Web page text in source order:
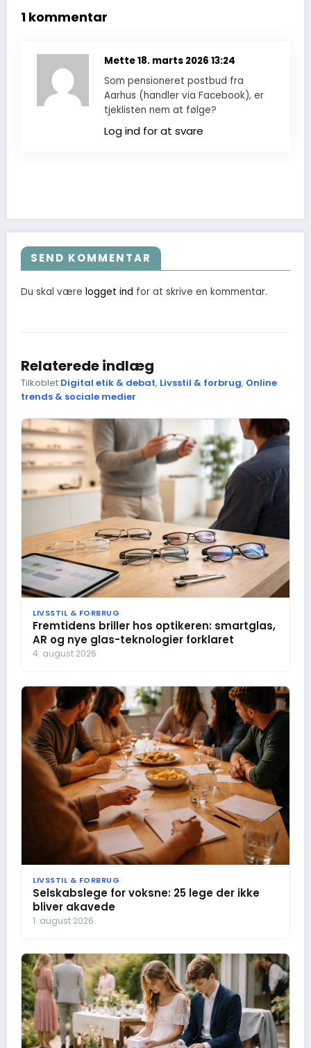
1 kommentar
Mette18. marts 2026 13:24
Som pensioneret postbud fra
Aarhus (handler via Facebook), er
tjeklisten nem at følge?
Log ind for at svare
SEND KOMMENTAR
Du skal være logget ind for at skrive en kommentar.
Relaterede indlæg
Tilkoblet Digital etik & debat, Livsstil & forbrug, Online
trends & sociale medier
LIVSSTIL & FORBRUG
Fremtidens briller hos optikeren: smartglas,
AR og nye glas-teknologier forklaret
4. august 2026
LIVSSTIL & FORBRUG
Selskabslege for voksne: 25 lege der ikke
bliver akavede
1. august 2026